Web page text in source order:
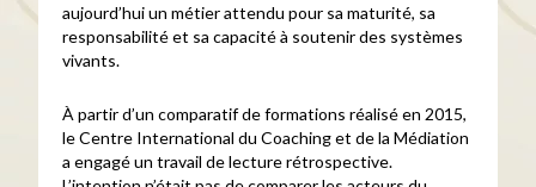
aujourd’hui un métier attendu pour sa maturité, sa
responsabilité et sa capacité à soutenir des systèmes
vivants.
À partir d’un comparatif de formations réalisé en 2015,
le Centre International du Coaching et de la Médiation
a engagé un travail de lecture rétrospective.